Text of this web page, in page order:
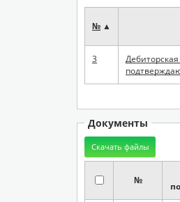
№ ▲
3
Документы
№